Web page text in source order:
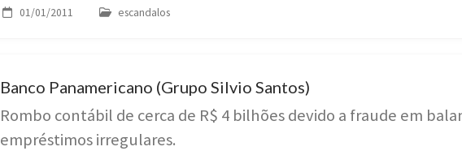
01/01/2011 escandalos
Banco Panamericano (Grupo Silvio Santos)
Rombo contábil de cerca de R$ 4 bilhões devido a fraude em
empréstimos irregulares.